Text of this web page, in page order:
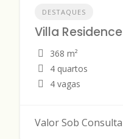
DESTAQUES
Villa Residence
368 m²
4 quartos
4 vagas
Valor Sob Consulta